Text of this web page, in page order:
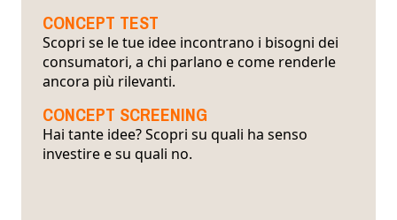
CONCEPT TEST
Scopri se le tue idee incontrano i bisogni dei
consumatori, a chi parlano e come renderle
ancora più rilevanti.
CONCEPT SCREENING
Hai tante idee? Scopri su quali ha senso
investire e su quali no.